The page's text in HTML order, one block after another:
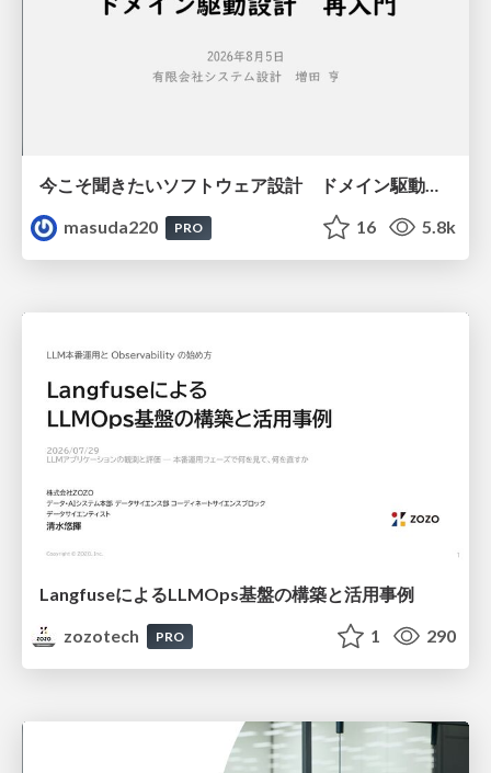
今こそ聞きたいソフトウェア設計 ドメイン駆動設計再入門
masuda220
PRO 16 5.8k
LangfuseによるLLMOps基盤の構築と活用事例
zozotech
PRO 1 290